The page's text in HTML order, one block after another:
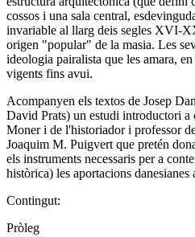
cossos i una sala central,
invariable al llarg deis segles XVI-
origen "popular" de la masia. Les
ideologia pairalista que les amara,
vigents fins avui.
Acompanyen els textos de Josep
David Prats) un estudi introductori a
Moner i de l'historiador i professor
Joaquim M. Puigvert que pretén
els instruments necessaris per a
històrica) les aportacions
Contingut:
Pròleg